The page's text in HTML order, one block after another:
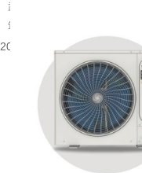
武汉大量建成年代较早的楼宇
筑。不少旧楼原有降温取暖设备
2026-08-06 08:53:52